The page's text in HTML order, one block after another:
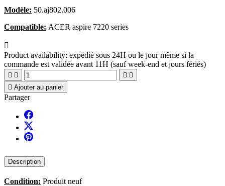
Modèle: 50.aj802.006
Compatible: ACER aspire 7220 series

Product availability: expédié sous 24H ou le jour même si la
commande est validée avant 11H (sauf week-end et jours fériés)
   
 Ajouter au panier
Partager
Description
Condition: Produit neuf